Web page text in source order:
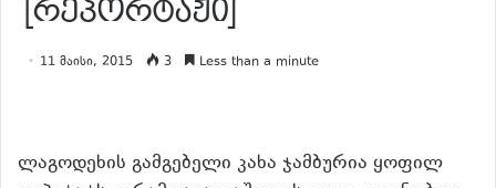
[რეპორტაჟი]
11 მაისი, 2015 3 Less than a minute
ლაგოდეხის გამგებელი კახა ჯამბურია ყოფილ